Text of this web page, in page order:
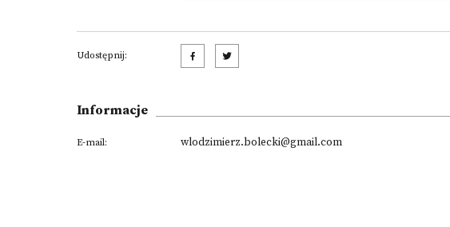
Udostępnij:
Informacje
E-mail: wlodzimierz.bolecki@gmail.com